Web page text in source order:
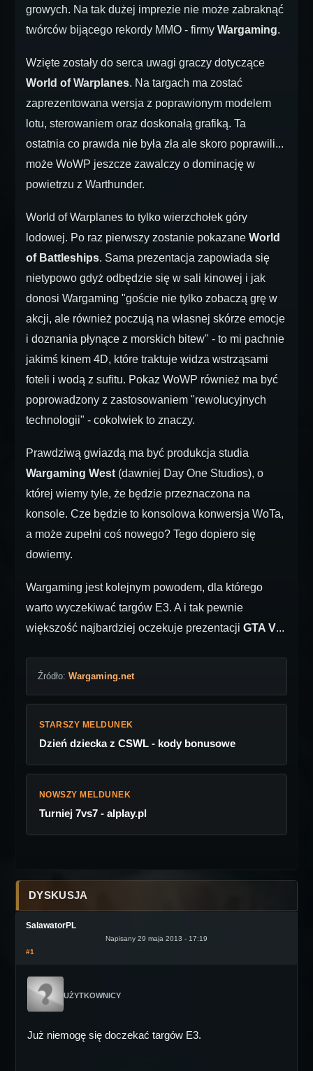
growych. Na tak dużej imprezie nie może zabraknąć
twórców bijącego rekordy MMO - firmy Wargaming.
Wzięte zostały do serca uwagi graczy dotyczące
World of Warplanes. Na targach ma zostać
zaprezentowana wersja z poprawionym modelem
lotu, sterowaniem oraz doskonałą grafiką. Ta
ostatnia co prawda nie była zła ale skoro poprawili...
może WoWP jeszcze zawalczy o dominację w
powietrzu z Warthunder.
World of Warplanes to tylko wierzchołek góry
lodowej. Po raz pierwszy zostanie pokazane World
of Battleships. Sama prezentacja zapowiada się
nietypowo gdyż odbędzie się w sali kinowej i jak
donosi Wargaming "goście nie tylko zobaczą grę w
akcji, ale również poczują na własnej skórze emocje
i doznania płynące z morskich bitew" - to mi pachnie
jakimś kinem 4D, które traktuje widza wstrząsami
foteli i wodą z sufitu. Pokaz WoWP również ma być
poprowadzony z zastosowaniem "rewolucyjnych
technologii" - cokolwiek to znaczy.
Prawdziwą gwiazdą ma być produkcja studia
Wargaming West (dawniej Day One Studios), o
której wiemy tyle, że będzie przeznaczona na
konsole. Cze będzie to konsolowa konwersja WoTa,
a może zupełni coś nowego? Tego dopiero się
dowiemy.
Wargaming jest kolejnym powodem, dla którego
warto wyczekiwać targów E3. A i tak pewnie
większość najbardziej oczekuje prezentacji GTA V...
Źródło: Wargaming.net
STARSZY MELDUNEK
Dzień dziecka z CSWL - kody bonusowe
NOWSZY MELDUNEK
Turniej 7vs7 - alplay.pl
DYSKUSJA
SalawatorPL
Napisany 29 maja 2013 - 17:19
#1
UŻYTKOWNICY
Już niemogę się doczekać targów E3.